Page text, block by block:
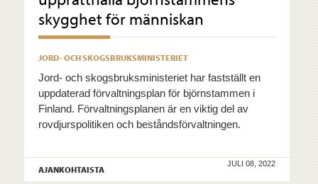
skygghet för människan
JORD- OCH SKOGSBRUKSMINISTERIET
Jord- och skogsbruksministeriet har fastställt en
uppdaterad förvaltningsplan för björnstammen i
Finland. Förvaltningsplanen är en viktig del av
rovdjurspolitiken och beståndsförvaltningen.
AJANKOHTAISTA
JULI 08, 2022